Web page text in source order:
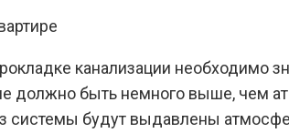
канализации необходимо
должно быть немного выше, чем
системы будут выдавлены